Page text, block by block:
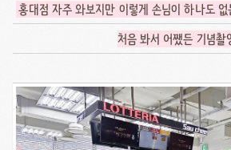
홍대점 자주 와보지만 이렇게 손님이 하나도 없
처음 봐서 어쨌든 기념촬